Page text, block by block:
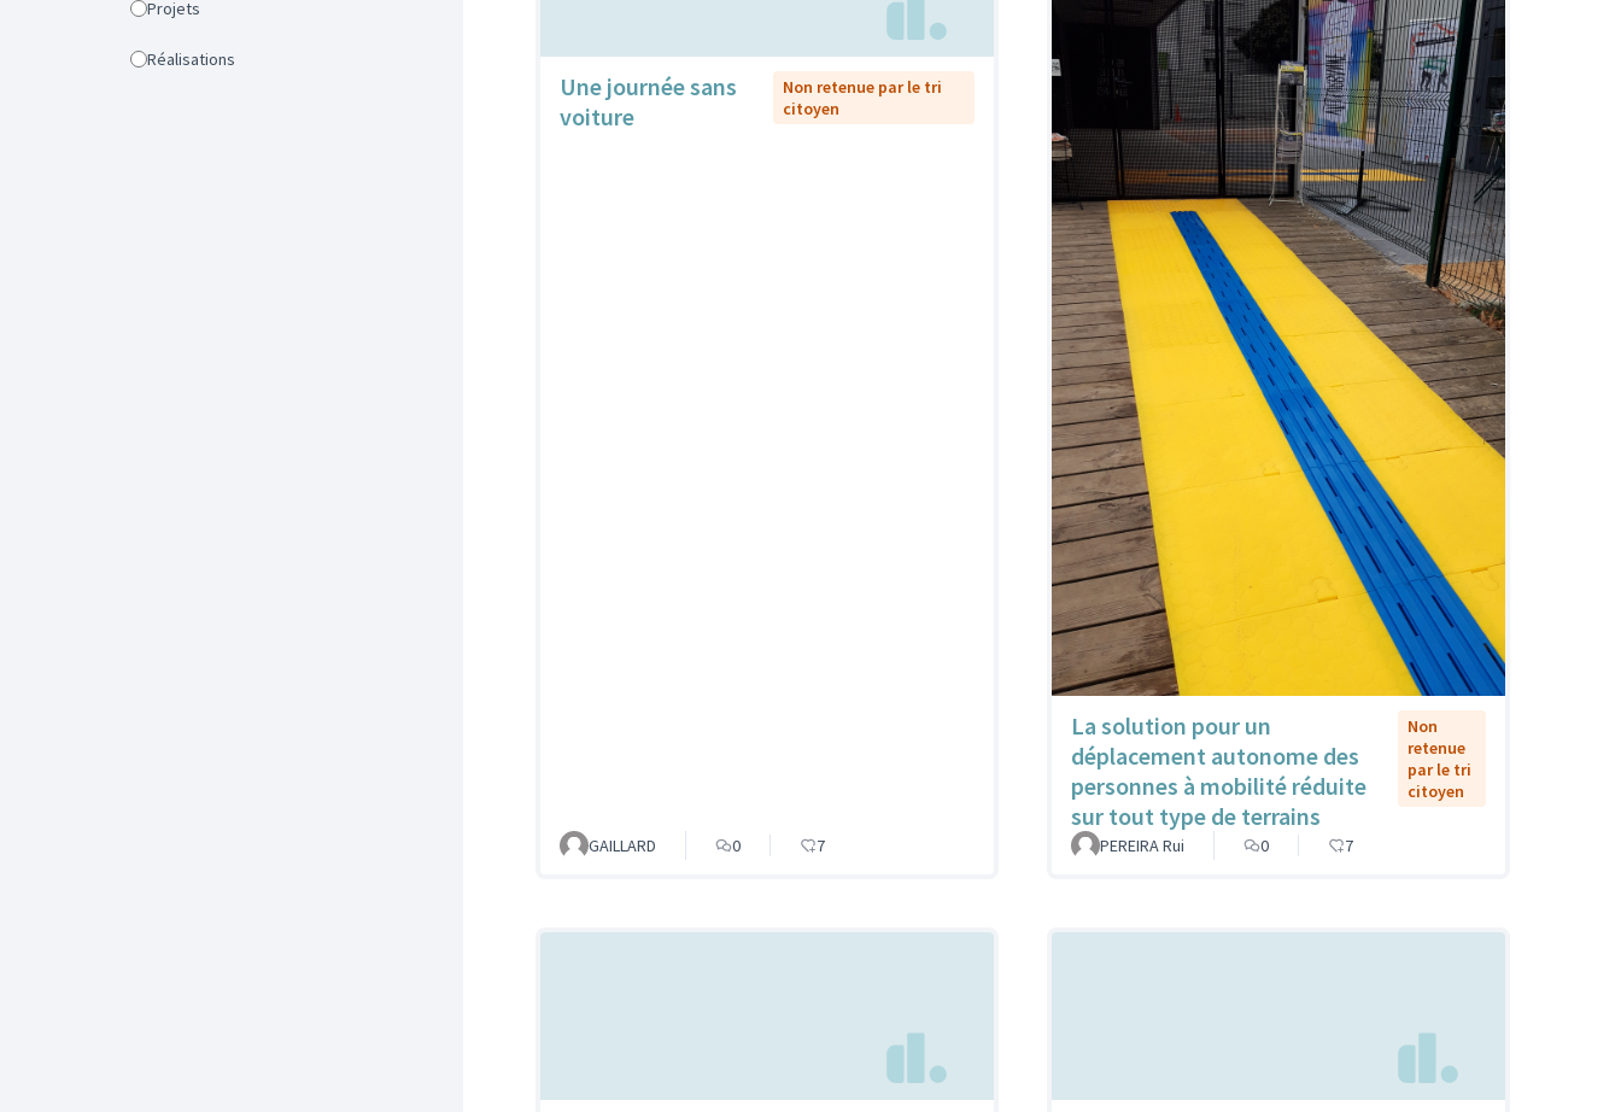
Projets
Réalisations
Une journée sans
voiture
Non retenue par le tri
citoyen
GAILLARD 0 7
La solution pour un
déplacement autonome des
personnes à mobilité réduite
sur tout type de terrains
Non
retenue
par le tri
citoyen
PEREIRA Rui 0 7